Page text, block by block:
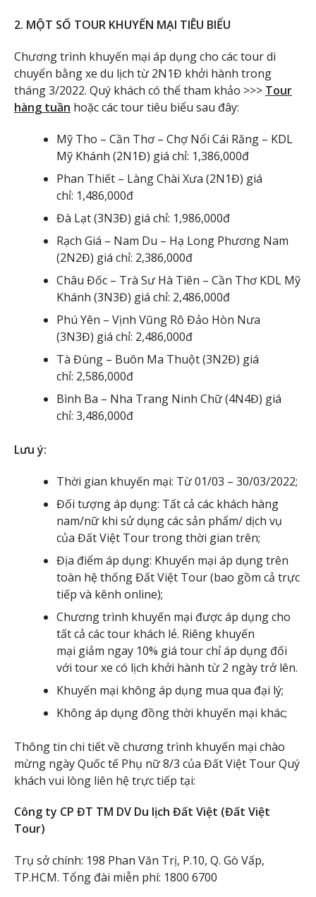
2. MỘT SỐ TOUR KHUYẾN MẠI TIÊU BIỂU
Chương trình khuyến mại áp dụng cho các tour di
chuyển bằng xe du lịch từ 2N1Đ khởi hành trong
tháng 3/2022. Quý khách có thể tham khảo >>> Tour
hàng tuần hoặc các tour tiêu biểu sau đây:
Mỹ Tho – Cần Thơ – Chợ Nổi Cái Răng – KDL
Mỹ Khánh (2N1Đ) giá chỉ: 1,386,000đ
Phan Thiết – Làng Chài Xưa (2N1Đ) giá
chỉ: 1,486,000đ
Đà Lạt (3N3Đ) giá chỉ: 1,986,000đ
Rạch Giá – Nam Du – Hạ Long Phương Nam
(2N2Đ) giá chỉ: 2,386,000đ
Châu Đốc – Trà Sư Hà Tiên – Cần Thơ KDL Mỹ
Khánh (3N3Đ) giá chỉ: 2,486,000đ
Phú Yên – Vịnh Vũng Rô Đảo Hòn Nưa
(3N3Đ) giá chỉ: 2,486,000đ
Tà Đùng – Buôn Ma Thuột (3N2Đ) giá
chỉ: 2,586,000đ
Bình Ba – Nha Trang Ninh Chữ (4N4Đ) giá
chỉ: 3,486,000đ
Lưu ý:
Thời gian khuyến mại: Từ 01/03 – 30/03/2022;
Đối tượng áp dụng: Tất cả các khách hàng
nam/nữ khi sử dụng các sản phẩm/ dịch vụ
của Đất Việt Tour trong thời gian trên;
Địa điểm áp dụng: Khuyến mại áp dụng trên
toàn hệ thống Đất Việt Tour (bao gồm cả trực
tiếp và kênh online);
Chương trình khuyến mại được áp dụng cho
tất cả các tour khách lẻ. Riêng khuyến
mại giảm ngay 10% giá tour chỉ áp dụng đối
với tour xe có lịch khởi hành từ 2 ngày trở lên.
Khuyến mại không áp dụng mua qua đại lý;
Không áp dụng đồng thời khuyến mại khác;
Thông tin chi tiết về chương trình khuyến mại chào
mừng ngày Quốc tế Phụ nữ 8/3 của Đất Việt Tour Quý
khách vui lòng liên hệ trực tiếp tại:
Công ty CP ĐT TM DV Du lịch Đất Việt (Đất Việt
Tour)
Trụ sở chính: 198 Phan Văn Trị, P.10, Q. Gò Vấp,
TP.HCM. Tổng đài miễn phí: 1800 6700